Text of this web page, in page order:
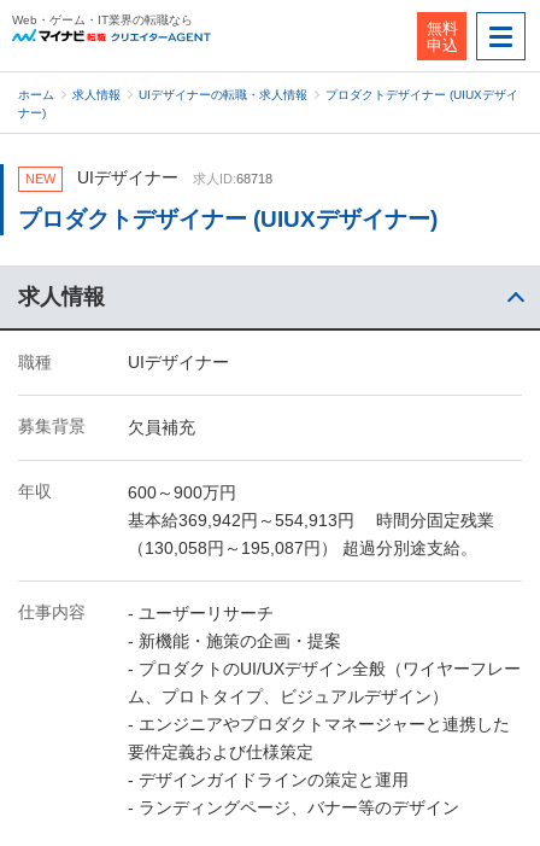
Web・ゲーム・IT業界の転職なら
無料
申込
ホーム 求人情報 UIデザイナーの転職・求人情報
プロダクトデザイナー (UIUXデザイ
ナー)
NEW UIデザイナー 求人ID:68718
プロダクトデザイナー (UIUXデザイナー)
求人情報
職種 UIデザイナー
募集背景 欠員補充
年収
600～900万円
基本給369,942円～554,913円 時間分固定残業
（130,058円～195,087円） 超過分別途支給。
仕事内容
- ユーザーリサーチ
- 新機能・施策の企画・提案
- プロダクトのUI/UXデザイン全般（ワイヤーフレー
ム、プロトタイプ、ビジュアルデザイン）
- エンジニアやプロダクトマネージャーと連携した
要件定義および仕様策定
- デザインガイドラインの策定と運用
- ランディングページ、バナー等のデザイン